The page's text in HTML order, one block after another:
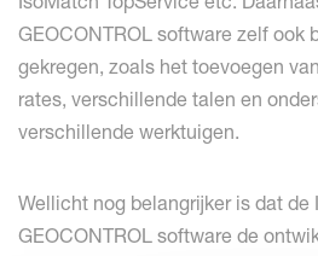
GEOCONTROL software zelf ook
gekregen, zoals het toevoegen
rates, verschillende talen en
verschillende werktuigen.
Wellicht nog belangrijker is dat de
GEOCONTROL software de